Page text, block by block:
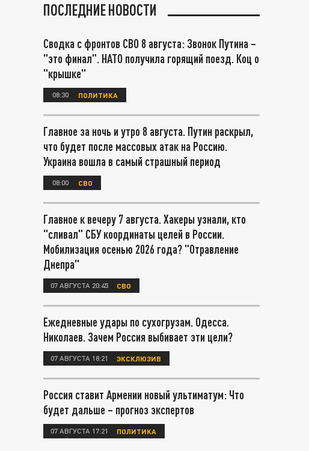
ПОСЛЕДНИЕ НОВОСТИ
Сводка с фронтов СВО 8 августа: Звонок Путина –
"это финал". НАТО получила горящий поезд. Коц о
"крышке"
08:30 ПОЛИТИКА
Главное за ночь и утро 8 августа. Путин раскрыл,
что будет после массовых атак на Россию.
Украина вошла в самый страшный период
08:00 СВО
Главное к вечеру 7 августа. Хакеры узнали, кто
"сливал" СБУ координаты целей в России.
Мобилизация осенью 2026 года? "Отравление
Днепра"
07 АВГУСТА 20:45 СВО
Ежедневные удары по сухогрузам. Одесса.
Николаев. Зачем Россия выбивает эти цели?
07 АВГУСТА 18:21 ЭКСКЛЮЗИВ
Россия ставит Армении новый ультиматум: Что
будет дальше – прогноз экспертов
07 АВГУСТА 17:21 ПОЛИТИКА